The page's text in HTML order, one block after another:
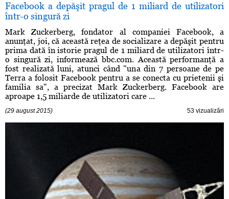
Facebook a depăşit pragul de 1 miliard de utilizatori
într-o singură zi
Mark Zuckerberg, fondator al companiei Facebook, a
anunţat, joi, că această reţea de socializare a depăşit pentru
prima dată în istorie pragul de 1 miliard de utilizatori într-
o singură zi, informează bbc.com. Această performanţă a
fost realizată luni, atunci când "una din 7 persoane de pe
Terra a folosit Facebook pentru a se conecta cu prietenii şi
familia sa", a precizat Mark Zuckerberg. Facebook are
aproape 1,5 miliarde de utilizatori care ...
(29 august 2015) 53 vizualizări